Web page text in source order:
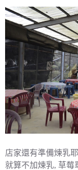
店家還有準備煉乳
就算不加煉乳, 草莓